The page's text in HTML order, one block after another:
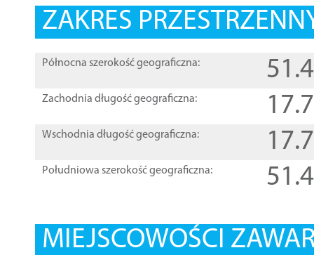
ZAKRES
Północna szerokość geograficzna:
Zachodnia długość geograficzna:
Wschodnia długość geograficzna:
Południowa szerokość geograficzna:
MIEJSCOWOŚCI